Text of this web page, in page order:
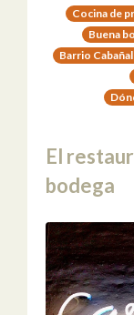
Cocina de
Buena
Barrio
El
bodega